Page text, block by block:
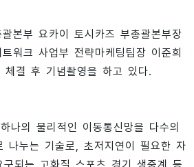
본부 요카이 토시카즈 부총괄본부장
워크 사업부 전략마케팅팀장 이준희
결 후 기념촬영을 하고 있다.
나의 물리적인 이동통신망을 다수의
나누는 기술로, 초저지연이 필요한 자
구되는 고화질 스포츠 경기 생중계 등